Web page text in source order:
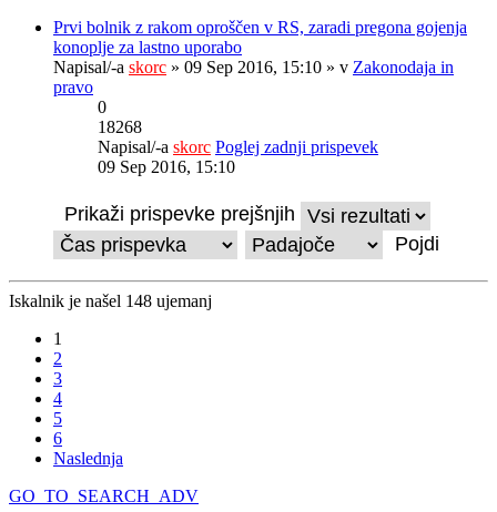
Prvi bolnik z rakom oproščen v RS, zaradi pregona gojenja
konoplje za lastno uporabo
Napisal/-a skorc » 09 Sep 2016, 15:10 » v Zakonodaja in
pravo
0
18268
Napisal/-a skorc Poglej zadnji prispevek
09 Sep 2016, 15:10
Prikaži prispevke prejšnjih
Iskalnik je našel 148 ujemanj
1
2
3
4
5
6
Naslednja
GO_TO_SEARCH_ADV